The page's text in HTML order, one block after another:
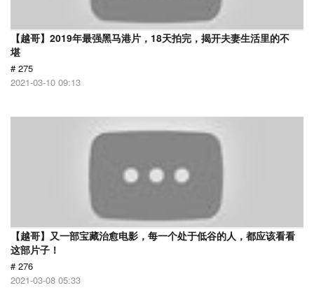
【越哥】2019年最强黑马港片，18天拍完，揭开夫妻生活里的不
堪
# 275
2021-03-10 09:13
【越哥】又一部宝藏治愈电影，每一个处于低谷的人，都应该看看
这部片子！
# 276
2021-03-08 05:33